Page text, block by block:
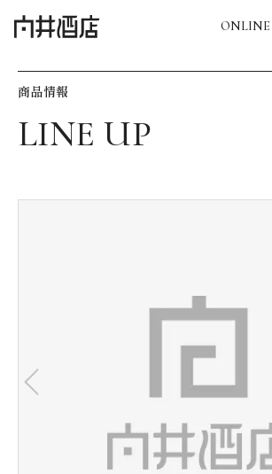
ONLINE
飲食店経営のお客様
お気に入り機能の活用方法
会社情報
商品情報